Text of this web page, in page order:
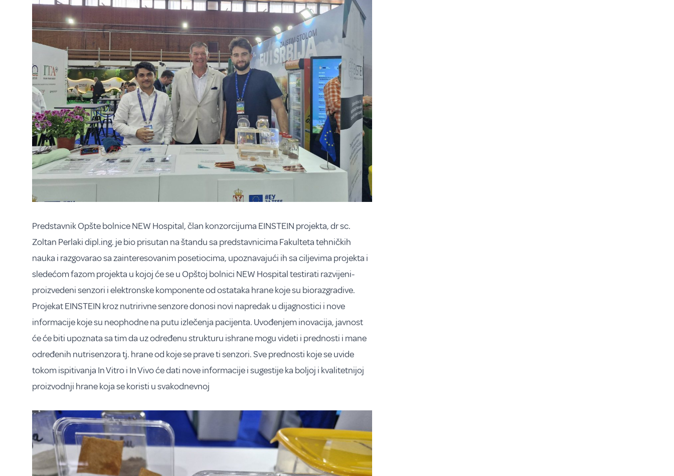
Predstavnik Opšte bolnice NEW Hospital, član konzorcijuma EINSTEIN projekta, dr sc.
Zoltan Perlaki dipl.ing. je bio prisutan na štandu sa predstavnicima Fakulteta tehničkih
nauka i razgovarao sa zainteresovanim posetiocima, upoznavajući ih sa ciljevima projekta i
sledećom fazom projekta u kojoj će se u Opštoj bolnici NEW Hospital testirati razvijeni-
proizvedeni senzori i elektronske komponente od ostataka hrane koje su biorazgradive.
Projekat EINSTEIN kroz nutririvne senzore donosi novi napredak u dijagnostici i nove
informacije koje su neophodne na putu izlečenja pacijenta. Uvođenjem inovacija, javnost
će će biti upoznata sa tim da uz određenu strukturu ishrane mogu videti i prednosti i mane
određenih nutrisenzora tj. hrane od koje se prave ti senzori. Sve prednosti koje se uvide
tokom ispitivanja In Vitro i In Vivo će dati nove informacije i sugestije ka boljoj i kvalitetnijoj
proizvodnji hrane koja se koristi u svakodnevnoj